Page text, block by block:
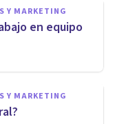
Y MARKETING
en equipo
Y MARKETING